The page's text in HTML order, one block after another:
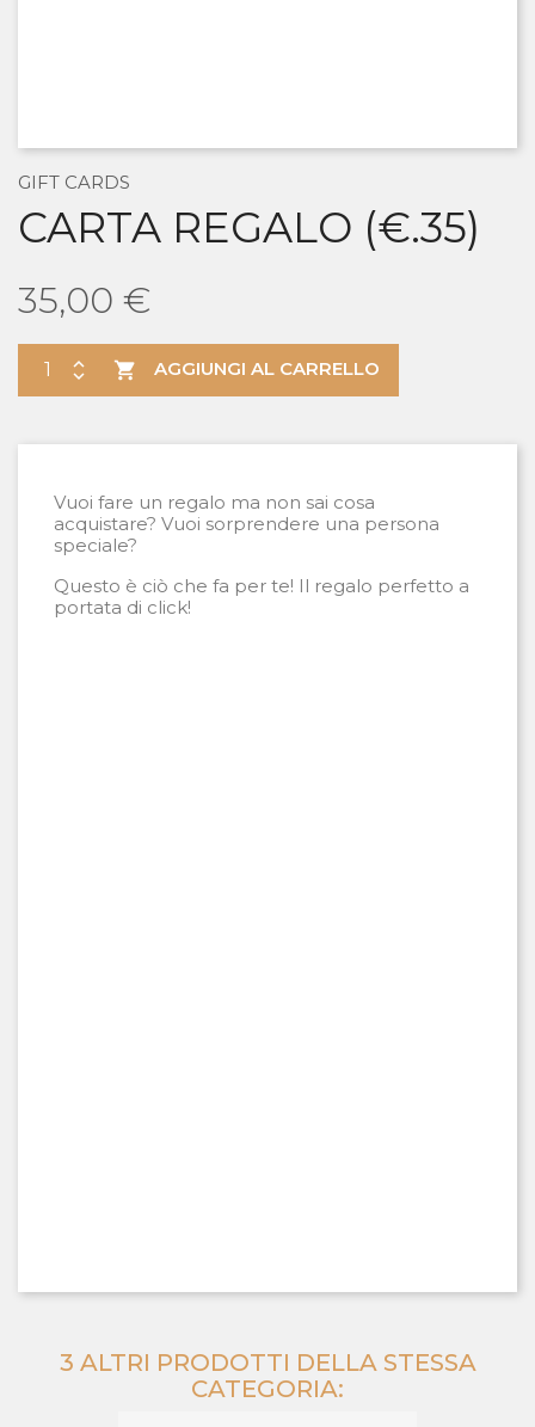
GIFT CARDS
CARTA REGALO (€.35)
35,00 €
 AGGIUNGI AL CARRELLO
Vuoi fare un regalo ma non sai cosa
acquistare? Vuoi sorprendere una persona
speciale?
Questo è ciò che fa per te! Il regalo perfetto a
portata di click!
3 ALTRI PRODOTTI DELLA STESSA
CATEGORIA: